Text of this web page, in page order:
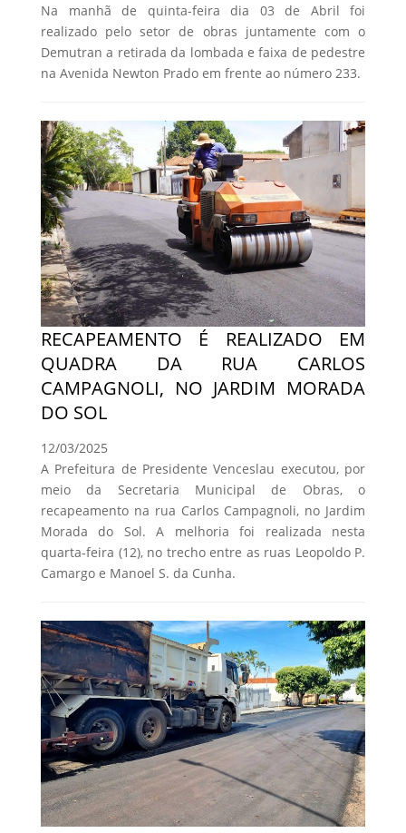
Na manhã de quinta-feira dia 03 de Abril foi
realizado pelo setor de obras juntamente com o
Demutran a retirada da lombada e faixa de pedestre
na Avenida Newton Prado em frente ao número 233.
RECAPEAMENTO É REALIZADO EM
QUADRA DA RUA CARLOS
CAMPAGNOLI, NO JARDIM MORADA
DO SOL
12/03/2025
A Prefeitura de Presidente Venceslau executou, por
meio da Secretaria Municipal de Obras, o
recapeamento na rua Carlos Campagnoli, no Jardim
Morada do Sol. A melhoria foi realizada nesta
quarta-feira (12), no trecho entre as ruas Leopoldo P.
Camargo e Manoel S. da Cunha.